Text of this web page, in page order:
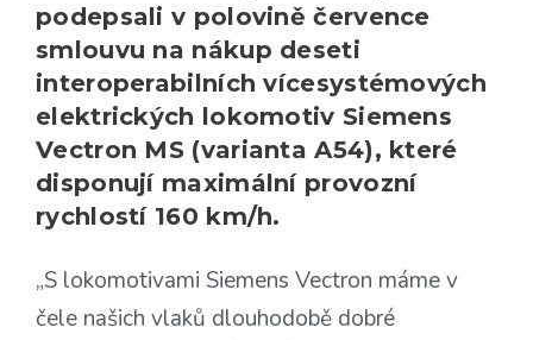
podepsali v polovině července
smlouvu na nákup deseti
interoperabilních vícesystémových
elektrických lokomotiv Siemens
Vectron MS (varianta A54), které
disponují maximální provozní
rychlostí 160 km/h.
„S lokomotivami Siemens Vectron máme v
čele našich vlaků dlouhodobě dobré